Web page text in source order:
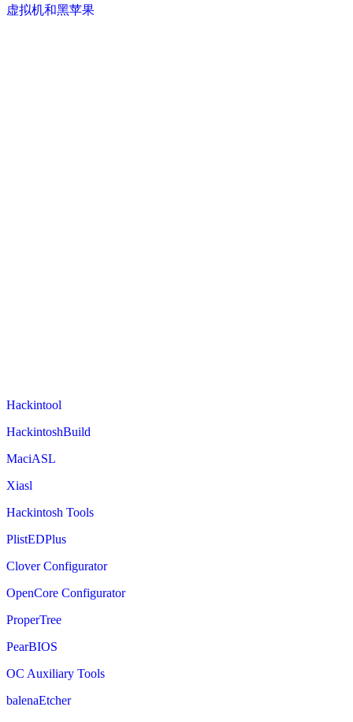
虚拟机和黑苹果
Hackintool
HackintoshBuild
MaciASL
Xiasl
Hackintosh Tools
PlistEDPlus
Clover Configurator
OpenCore Configurator
ProperTree
PearBIOS
OC Auxiliary Tools
balenaEtcher